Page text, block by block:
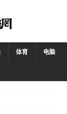
体育 电脑